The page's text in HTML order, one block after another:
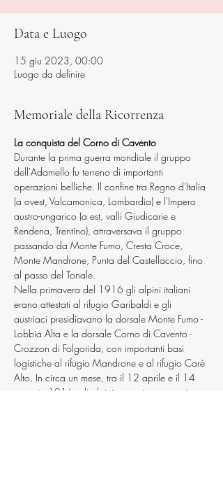
Data e Luogo
15 giu 2023, 00:00
Luogo da definire
Memoriale della Ricorrenza
La conquista del Corno di Cavento
​​​​​​Durante la prima guerra mondiale il gruppo
dell'Adamello fu terreno di importanti
operazioni belliche. Il confine tra Regno d'Italia
(a ovest, Valcamonica, Lombardia) e l'Impero
austro-ungarico (a est, valli Giudicarie e
Rendena, Trentino), attraversava il gruppo
passando da Monte Fumo, Cresta Croce,
Monte Mandrone, Punta del Castellaccio, fino
al passo del Tonale.
Nella primavera del 1916 gli alpini italiani
erano attestati al rifugio Garibaldi e gli
austriaci presidiavano la dorsale Monte Fumo -
Lobbia Alta e la dorsale Corno di Cavento -
Crozzon di Folgorida, con importanti basi
logistiche al rifugio Mandrone e al rifugio Carè
Alto. In circa un mese, tra il 12 aprile e il 14
maggio 1916, gli alpini conquistarono prima